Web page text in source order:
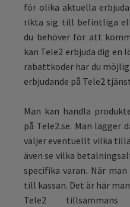
för olika aktuella
rikta sig till befintliga
du behöver för att
kan Tele2 erbjuda dig en
rabattkoder har du
erbjudande på Tele2
Man kan handla
på Tele2.se. Man lägger
väljer eventuellt vilka
även se vilka
specifika varan. När
till kassan. Det är här
Tele2 tillsammans